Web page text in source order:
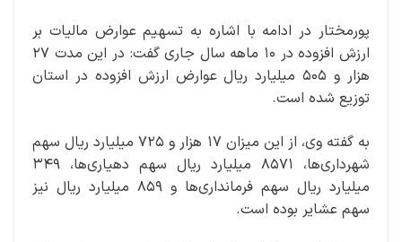
پورمختار در ادامه با اشاره به تسهیم عوارض مالیات بر
ارزش افزوده در ۱۰ ماهه سال جاری گفت: در این مدت ۲۷
هزار و ۵۰۵ میلیارد ریال عوارض ارزش افزوده در استان
توزیع شده است.
به گفته وی، از این میزان ۱۷ هزار و ۷۲۵ میلیارد ریال سهم
شهرداری‌ها، ۸۵۷۱ میلیارد ریال سهم دهیاری‌ها، ۳۴۹
میلیارد ریال سهم فرمانداری‌ها و ۸۵۹ میلیارد ریال نیز
سهم عشایر بوده است.